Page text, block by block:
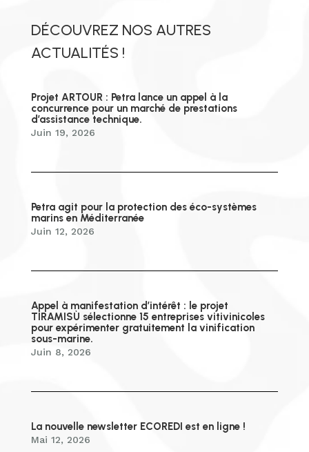
DÉCOUVREZ NOS AUTRES
ACTUALITÉS !
Projet ARTOUR : Petra lance un appel à la
concurrence pour un marché de prestations
d’assistance technique.
Juin 19, 2026
Petra agit pour la protection des éco-systèmes
marins en Méditerranée
Juin 12, 2026
Appel à manifestation d’intérêt : le projet
TIRAMISÙ sélectionne 15 entreprises vitivinicoles
pour expérimenter gratuitement la vinification
sous-marine.
Juin 8, 2026
La nouvelle newsletter ECOREDI est en ligne !
Mai 12, 2026